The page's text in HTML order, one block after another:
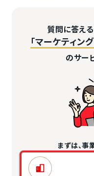
質問に答え
「マーケティン
のサー
まずは、事